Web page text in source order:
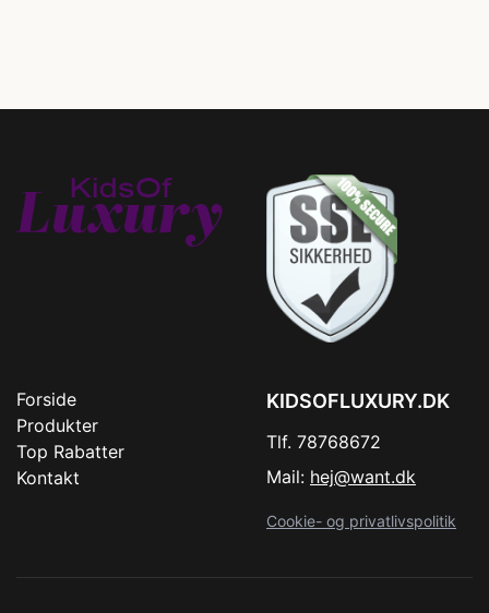
Forside
Produkter
Top Rabatter
Kontakt
KIDSOFLUXURY.DK
Tlf. 78768672
Mail: hej@want.dk
Cookie- og privatlivspolitik